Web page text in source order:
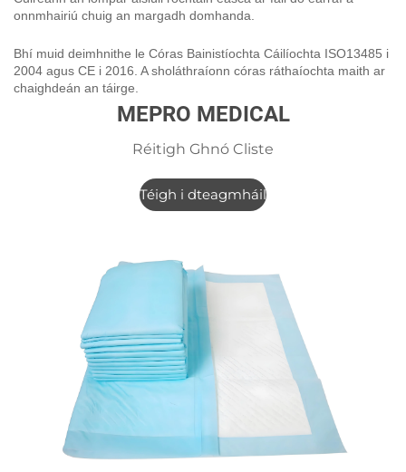
onnmhairiú chuig an margadh domhanda.
Bhí muid deimhnithe le Córas Bainistíochta Cáilíochta ISO13485 i
2004 agus CE i 2016. A sholáthraíonn córas ráthaíochta maith ar
chaighdeán an táirge.
MEPRO MEDICAL
Réitigh Ghnó Cliste
Téigh i dteagmháil